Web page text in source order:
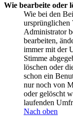
Wie bearbeite oder
Wie bei den
ursprünglichen
Administrator
bearbeiten,
immer mit der
Stimme
löschen oder
schon ein
nur noch von
oder gelöscht
laufenden
Nach oben